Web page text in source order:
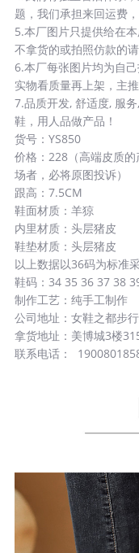
题，我们承担来回运费
5.本厂图片只提供给在
不拿货的或拍照仿款的
6.本厂每张图片均为自
实物看质量再上架，主
7.品质开发, 舒适度, 服
鞋，用人品做产品！
货号：YS850
价格：228（高端皮质
场者，必将原图投诉）
跟高：7.5CM
鞋面材质：羊猄
内里材质：头层猪皮
鞋垫材质：头层猪皮
以上数据以36码为标准
鞋码：34 35 36 37 38
制作工艺：纯手工制作
公司地址：女鞋之都步
拿货地址：美博城3楼
联系电话：